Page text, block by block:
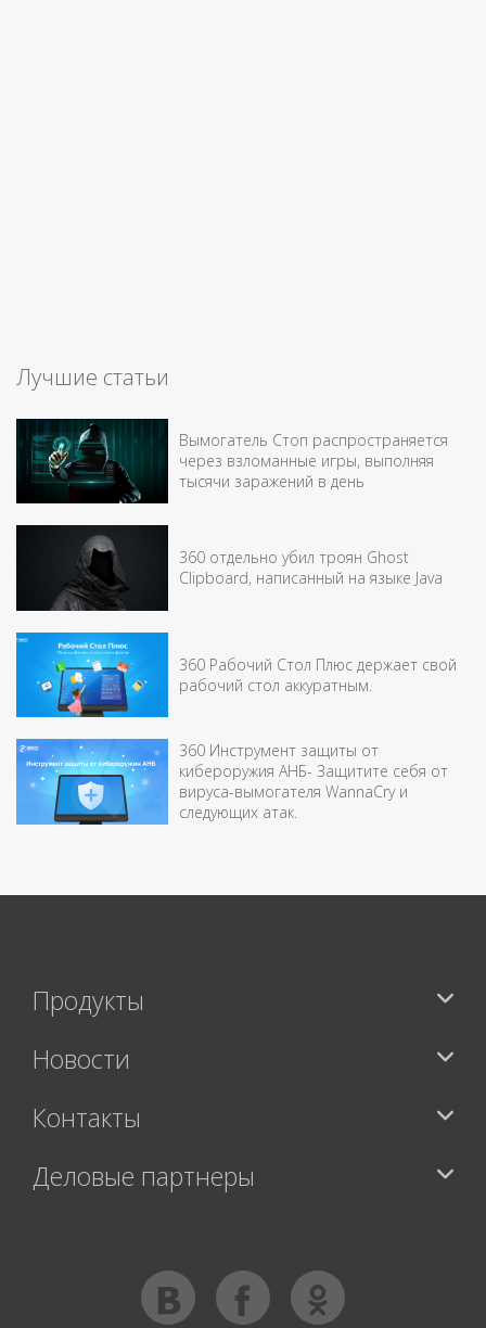
Лучшие статьи
Вымогатель Стоп распространяется
через взломанные игры, выполняя
тысячи заражений в день
360 отдельно убил троян Ghost
Clipboard, написанный на языке Java
360 Рабочий Стол Плюс держает свой
рабочий стол аккуратным.
360 Инструмент защиты от
кибероружия АНБ- Защитите себя от
вируса-вымогателя WannaCry и
следующих атак.
Продукты
Новости
Контакты
Деловые партнеры